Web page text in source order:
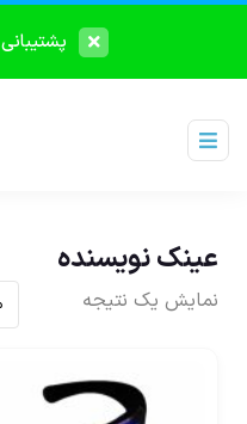
پشتیبانی فوری
عینک نویسنده
نمایش یک نتیجه